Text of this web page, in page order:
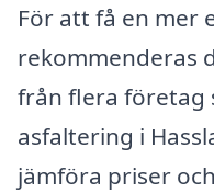
För att få en mer
rekommenderas
från flera företag
asfaltering i
jämföra priser